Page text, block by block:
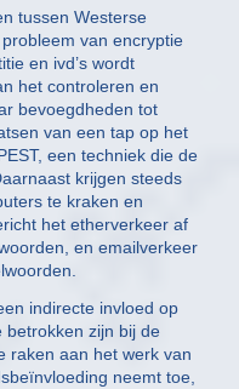
tussen Westerse
van encryptie
en ivd’s wordt
het controleren en
bevoegdheden tot
van een tap op het
een techniek die de
krijgen steeds
te kraken en
het etherverkeer af
en emailverkeer
indirecte invloed op
betrokken zijn bij de
raken aan het werk van
neemt toe,